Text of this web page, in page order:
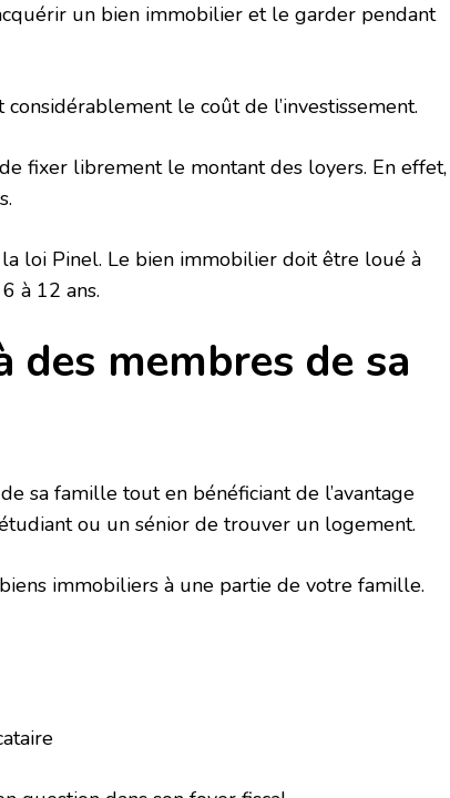
un bien immobilier et le garder pendant
le coût de l’investissement.
fixer librement le montant des loyers. En effet,
loi Pinel. Le bien immobilier doit être loué à
à 12 ans.
membres de sa
sa famille tout en bénéficiant de l’avantage
ou un sénior de trouver un logement.
immobiliers à une partie de votre famille.